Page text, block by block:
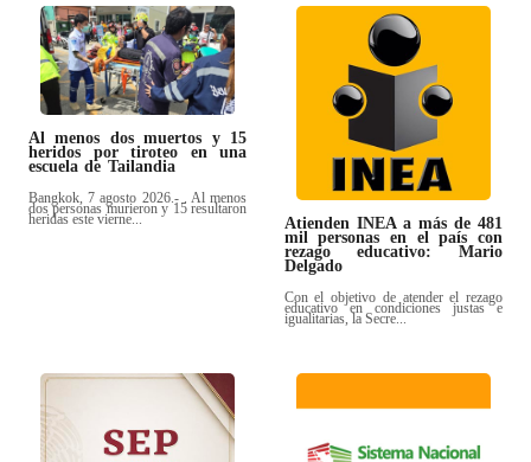
Al menos dos muertos y 15
heridos por tiroteo en una
escuela de Tailandia
Bangkok, 7 agosto 2026.- . Al menos
dos personas murieron y 15 resultaron
heridas este vierne...
Atienden INEA a más de 481
mil personas en el país con
rezago educativo: Mario
Delgado
Con el objetivo de atender el rezago
educativo en condiciones justas e
igualitarias, la Secre...